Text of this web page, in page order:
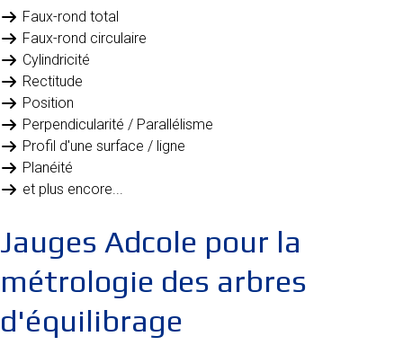
Faux-rond total
Faux-rond circulaire
Cylindricité
Rectitude
Position
Perpendicularité / Parallélisme
Profil d'une surface / ligne
Planéité
et plus encore...
Jauges Adcole pour la
métrologie des arbres
d'équilibrage